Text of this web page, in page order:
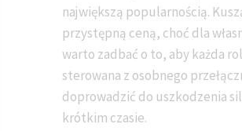
największą popularnością.
przystępną ceną, choć dla
warto zadbać o to, aby każda
sterowana z osobnego
doprowadzić do uszkodzenia
krótkim czasie.